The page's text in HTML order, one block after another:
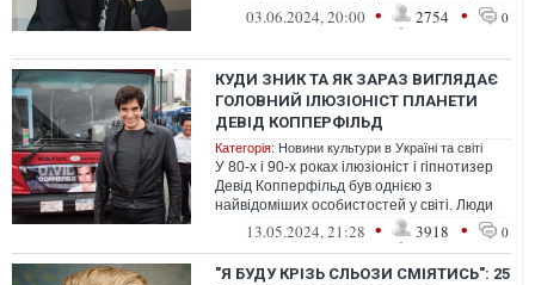
"Маленькі жінки", "Чорний лебідь", і ...
03.06.2024, 20:00 • 2754 • 0
КУДИ ЗНИК ТА ЯК ЗАРАЗ ВИГЛЯДАЄ
ГОЛОВНИЙ ІЛЮЗІОНІСТ ПЛАНЕТИ
ДЕВІД КОППЕРФІЛЬД
Категорія: Новини культури в Україні та світі
У 80-х і 90-х роках ілюзіоніст і гіпнотизер
Девід Копперфільд був однією з
найвідоміших особистостей у світі. Люди
лише мріяли потрапити на його шоу, ...
13.05.2024, 21:28 • 3918 • 0
"Я БУДУ КРІЗЬ СЛЬОЗИ СМІЯТИСЬ": 25